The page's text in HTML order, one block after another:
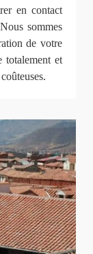
en contact
sommes
de votre
totalement et